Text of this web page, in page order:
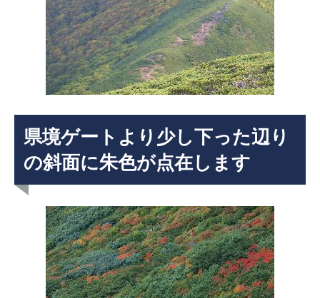
県境ゲートより少し下った辺り
の斜面に朱色が点在します